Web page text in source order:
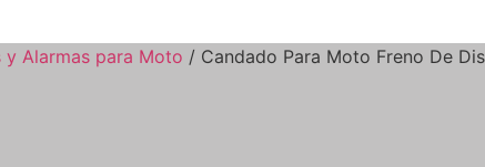
y Alarmas para Moto / Candado Para Moto Freno De